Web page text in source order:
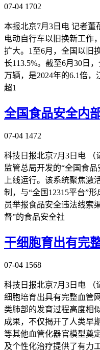
07-04 1702
本报北京7月3日电 记者
电动自行车以旧换新工作
扩大。1至6月，全国以旧
长113.5%。截至6月30日
万辆，是2024年的6.1倍
超1
全国食品安全内
07-04 1472
科技日报北京7月3日电 （
监管总局开发的“全国食
上线运行。该系统聚焦激
制，与“全国12315平台”
员举报食品安全违法线索
督”的食品安全社
干细胞育出有完
07-04 1568
科技日报北京7月3日电
细胞培育出具有完整血管
类肺部的发育过程高度相
成果，不仅揭开了人类早
等其他血管化器官模型奠
及个性化治疗提供了有力